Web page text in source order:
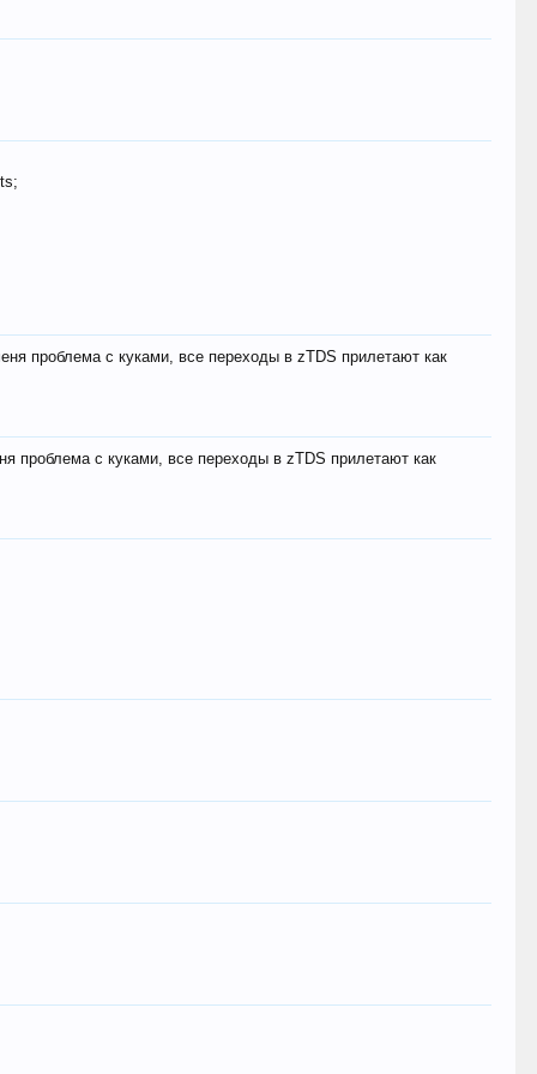
проблема с куками, все переходы в zTDS прилетают как
проблема с куками, все переходы в zTDS прилетают как